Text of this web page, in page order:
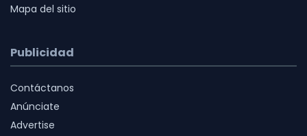
Mapa del sitio
Publicidad
Contáctanos
Anúnciate
Advertise